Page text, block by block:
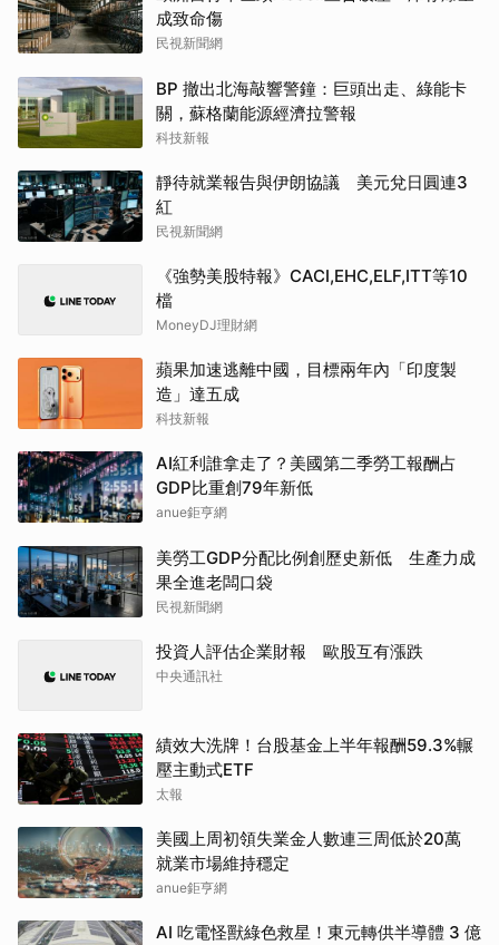
成致命傷
民視新聞網
BP 撤出北海敲響警鐘：巨頭出走、綠能卡
關，蘇格蘭能源經濟拉警報
科技新報
靜待就業報告與伊朗協議 美元兌日圓連3
紅
民視新聞網
《強勢美股特報》CACI,EHC,ELF,ITT等10
檔
MoneyDJ理財網
蘋果加速逃離中國，目標兩年內「印度製
造」達五成
科技新報
AI紅利誰拿走了？美國第二季勞工報酬占
GDP比重創79年新低
anue鉅亨網
美勞工GDP分配比例創歷史新低 生產力成
果全進老闆口袋
民視新聞網
投資人評估企業財報 歐股互有漲跌
中央通訊社
績效大洗牌！台股基金上半年報酬59.3%輾
壓主動式ETF
太報
美國上周初領失業金人數連三周低於20萬
就業市場維持穩定
anue鉅亨網
AI 吃電怪獸綠色救星！東元轉供半導體 3 億